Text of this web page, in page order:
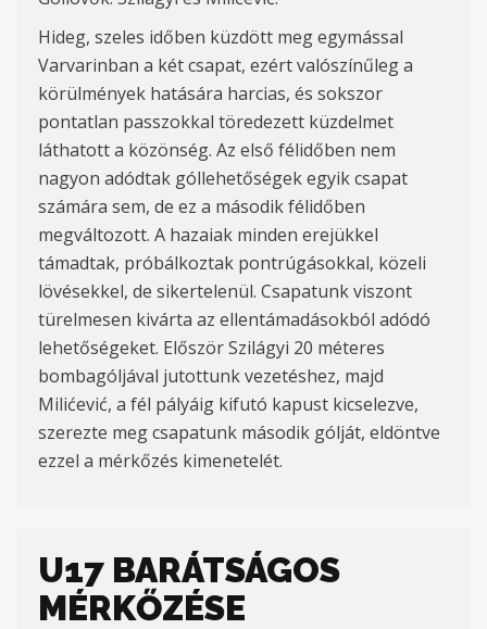
Hideg, szeles időben küzdött meg egymással
Varvarinban a két csapat, ezért valószínűleg a
körülmények hatására harcias, és sokszor
pontatlan passzokkal töredezett küzdelmet
láthatott a közönség. Az első félidőben nem
nagyon adódtak góllehetőségek egyik csapat
számára sem, de ez a második félidőben
megváltozott. A hazaiak minden erejükkel
támadtak, próbálkoztak pontrúgásokkal, közeli
lövésekkel, de sikertelenül. Csapatunk viszont
türelmesen kivárta az ellentámadásokból adódó
lehetőségeket. Először Szilágyi 20 méteres
bombagóljával jutottunk vezetéshez, majd
Milićević, a fél pályáig kifutó kapust kicselezve,
szerezte meg csapatunk második gólját, eldöntve
ezzel a mérkőzés kimenetelét.
U17 BARÁTSÁGOS
MÉRKŐZÉSE